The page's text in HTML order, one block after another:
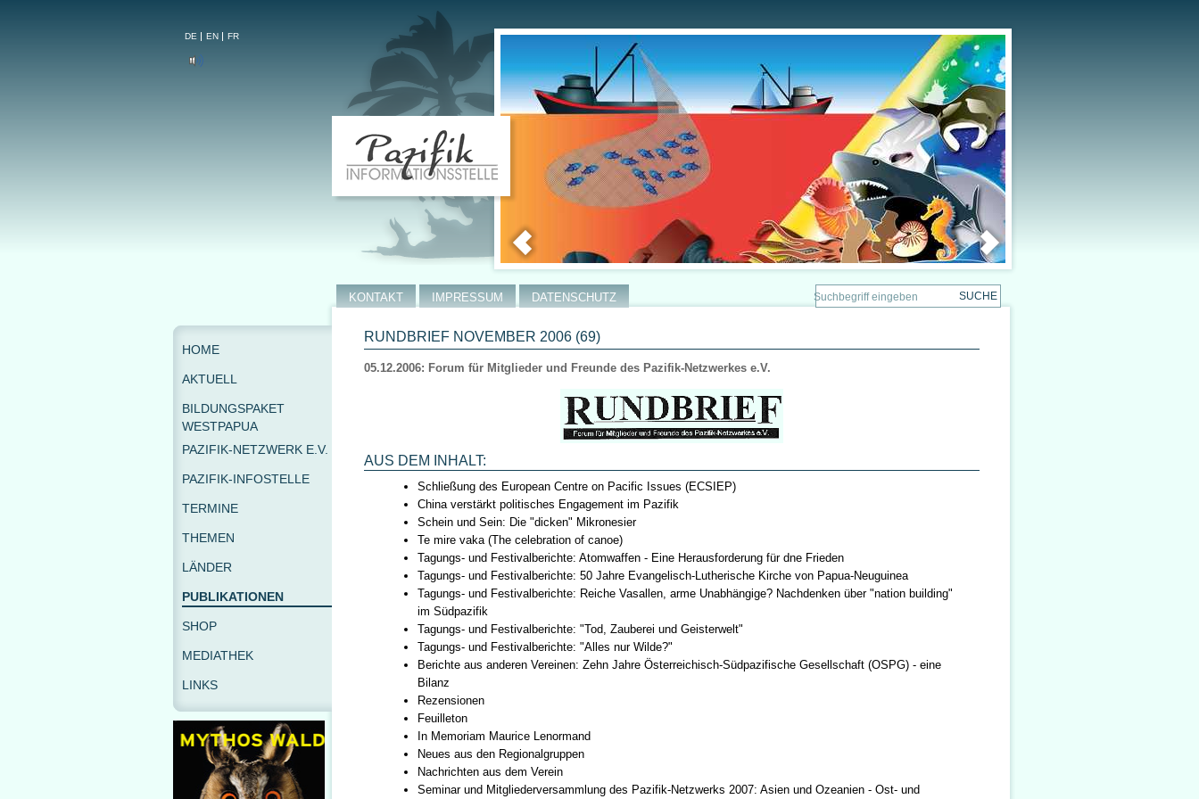
DE EN FR
RUNDBRIEF NOVEMBER 2006 (69)
05.12.2006: Forum für Mitglieder und Freunde des Pazifik-Netzwerkes e.V.
AUS DEM INHALT:
Schließung des European Centre on Pacific Issues (ECSIEP)
China verstärkt politisches Engagement im Pazifik
Schein und Sein: Die "dicken" Mikronesier
Te mire vaka (The celebration of canoe)
Tagungs- und Festivalberichte: Atomwaffen - Eine Herausforderung für dne Frieden
Tagungs- und Festivalberichte: 50 Jahre Evangelisch-Lutherische Kirche von Papua-Neuguinea
Tagungs- und Festivalberichte: Reiche Vasallen, arme Unabhängige? Nachdenken über "nation building"
im Südpazifik
Tagungs- und Festivalberichte: "Tod, Zauberei und Geisterwelt"
Tagungs- und Festivalberichte: "Alles nur Wilde?"
Berichte aus anderen Vereinen: Zehn Jahre Österreichisch-Südpazifische Gesellschaft (OSPG) - eine
Bilanz
Rezensionen
Feuilleton
In Memoriam Maurice Lenormand
Neues aus den Regionalgruppen
Nachrichten aus dem Verein
Seminar und Mitgliederversammlung des Pazifik-Netzwerks 2007: Asien und Ozeanien - Ost- und
KONTAKT IMPRESSUM DATENSCHUTZ
HOME
AKTUELL
BILDUNGSPAKET
WESTPAPUA
PAZIFIK-NETZWERK E.V.
PAZIFIK-INFOSTELLE
TERMINE
THEMEN
LÄNDER
PUBLIKATIONEN
SHOP
MEDIATHEK
LINKS